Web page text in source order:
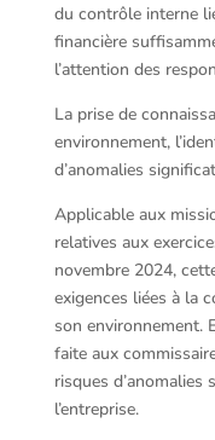
du contrôle interne
financière
l’attention des
La prise de
environnement,
d’anomalies
Applicable aux
relatives aux
novembre 2024,
exigences liées à la
son environnement.
faite aux
risques
l’entreprise.